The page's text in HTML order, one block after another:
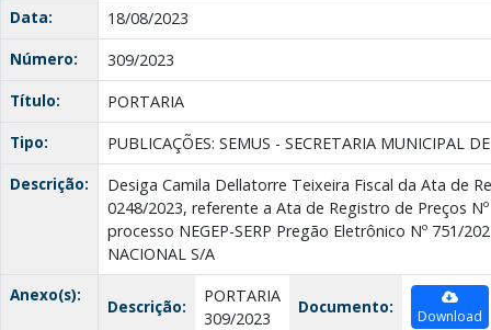
Data:
18/08/2023
Número:
309/2023
Título:
PORTARIA
Tipo:
PUBLICAÇÕES: SEMUS - SECRETARIA MUNICIPAL
Descrição:
Desiga Camila Dellatorre Teixeira Fiscal da Ata de
0248/2023, referente a Ata de Registro de Preços
processo NEGEP-SERP Pregão Eletrônico Nº 751/
NACIONAL S/A
Anexo(s):
Descrição:
PORTARIA
309/2023
Documento: Download